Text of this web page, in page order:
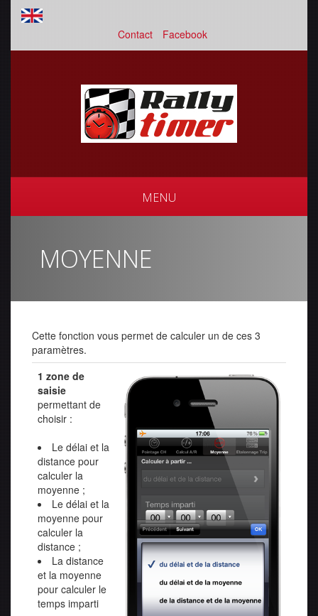
Contact Facebook
MENU
MOYENNE
Cette fonction vous permet de calculer un de ces 3
paramètres.
1 zone de
saisie
permettant de
choisir :
Le délai et la
distance pour
calculer la
moyenne ;
Le délai et la
moyenne pour
calculer la
distance ;
La distance
et la moyenne
pour calculer le
temps imparti